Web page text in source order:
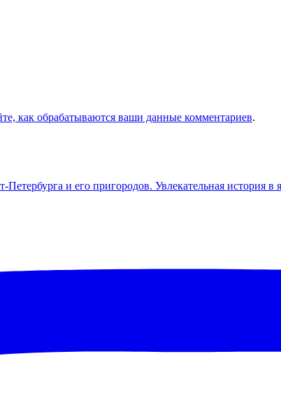
как обрабатываются ваши данные комментариев.
и его пригородов. Увлекательная история